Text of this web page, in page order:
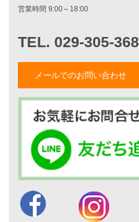
お客様の声
家づくりナイスホームズについて
家づくりへの想い
スタッフ紹介
職人紹介
採用情報
お知らせ・イベント情報
ブログ一覧
菅原和彦のブログ
斎藤亮のブログ
山形隆のブログ
仲内渉のブログ
メールでのお問い合わせ